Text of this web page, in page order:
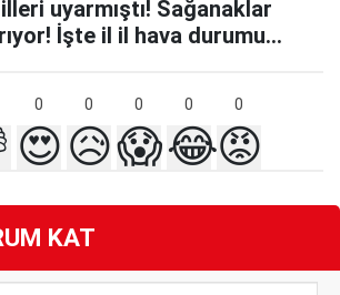
uyarmıştı! Sağanaklar
İşte il il hava durumu...
0 0 0 0 0
😍😥😱😂😡
KAT